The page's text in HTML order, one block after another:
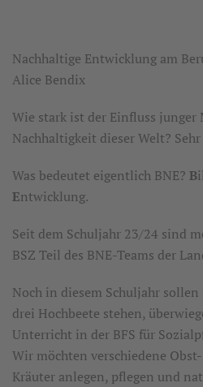
Nachhaltige Entwicklung am
Alice Bendix
Wie stark ist der Einfluss junger
Nachhaltigkeit dieser Welt?
Was bedeutet eigentlich BNE? B
Entwicklung.
Seit dem Schuljahr 23/24 sind
BSZ Teil des BNE-Teams der
Noch in diesem Schuljahr
drei Hochbeete stehen,
Unterricht in der BFS für
Wir möchten verschiedene
Kräuter anlegen, pflegen und